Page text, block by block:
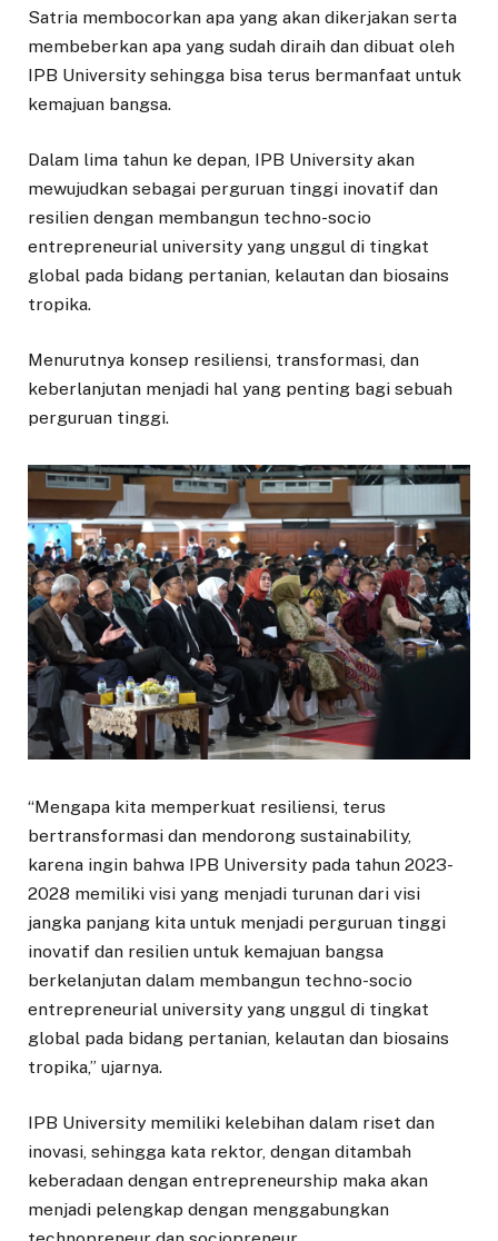
Satria membocorkan apa yang akan dikerjakan serta
membeberkan apa yang sudah diraih dan dibuat oleh
IPB University sehingga bisa terus bermanfaat untuk
kemajuan bangsa.
Dalam lima tahun ke depan, IPB University akan
mewujudkan sebagai perguruan tinggi inovatif dan
resilien dengan membangun techno-socio
entrepreneurial university yang unggul di tingkat
global pada bidang pertanian, kelautan dan biosains
tropika.
Menurutnya konsep resiliensi, transformasi, dan
keberlanjutan menjadi hal yang penting bagi sebuah
perguruan tinggi.
“Mengapa kita memperkuat resiliensi, terus
bertransformasi dan mendorong sustainability,
karena ingin bahwa IPB University pada tahun 2023-
2028 memiliki visi yang menjadi turunan dari visi
jangka panjang kita untuk menjadi perguruan tinggi
inovatif dan resilien untuk kemajuan bangsa
berkelanjutan dalam membangun techno-socio
entrepreneurial university yang unggul di tingkat
global pada bidang pertanian, kelautan dan biosains
tropika,” ujarnya.
IPB University memiliki kelebihan dalam riset dan
inovasi, sehingga kata rektor, dengan ditambah
keberadaan dengan entrepreneurship maka akan
menjadi pelengkap dengan menggabungkan